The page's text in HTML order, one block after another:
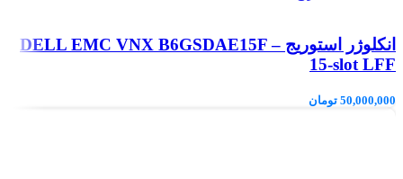
انکلوژر استوریج DELL EMC VNX B6GSDAE15F –
15-slot LFF
50,000,000 تومان